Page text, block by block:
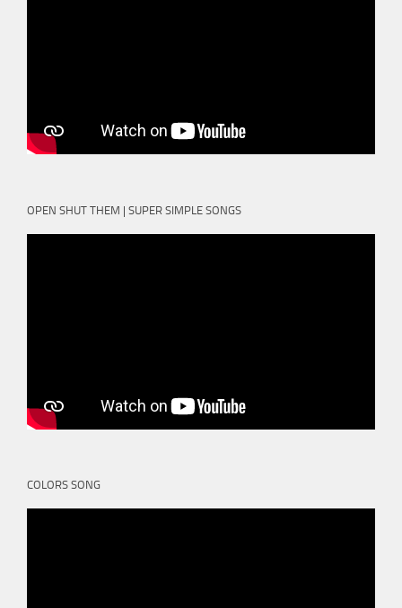
OPEN SHUT THEM | SUPER SIMPLE SONGS
COLORS SONG